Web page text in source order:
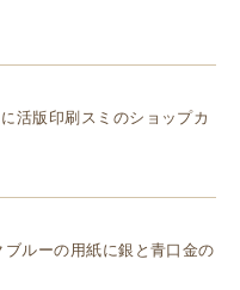
活版印刷スミのショップカ
ルーの用紙に銀と青口金の